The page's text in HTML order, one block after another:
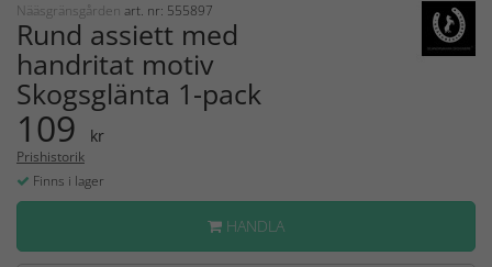
Nääsgränsgården art. nr: 555897
Rund assiett med
handritat motiv
Skogsglänta 1-pack
109 kr
Prishistorik
Finns i lager
HANDLA